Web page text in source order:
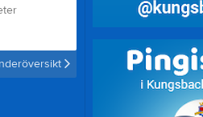
Material till salu